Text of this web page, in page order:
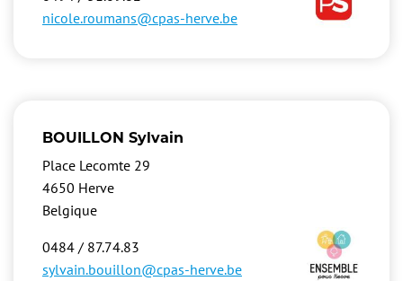
nicole.roumans@cpas-herve.be
BOUILLON Sylvain
Place Lecomte 29
4650 Herve
Belgique
Image
0484 / 87.74.83
sylvain.bouillon@cpas-herve.be